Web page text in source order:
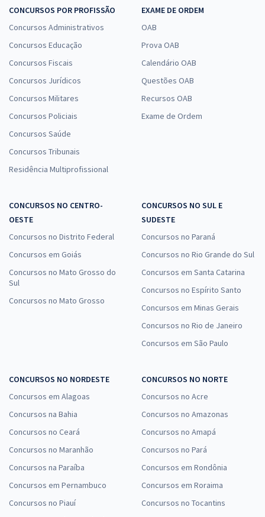
ALEGO - Assembleia Legislativa do Estado de Goiás - Analista
Legislativo - Economista
à vista
R$50,73
ALEGO - Assembleia Legislativa do Estado de Goiás -
ou 12x de
R$33,99
Economize R$ 101,96 (-20%)
ALEGO - Assembleia Legislativa do Estado de Goiás - Analista
Legislativo - Conhecimentos Específicos para Analista
Administrativo
à vista
Comprar
ALEGO - Assembleia Legislativa do Estado de Goiás -
Analista de Controle Interno em Contabilidade
R$ 327,84
à vista
R$27,32
CONCURSOS POR PROFISSÃO
Concursos Administrativos
Concursos Educação
Concursos Fiscais
Concursos Jurídicos
Concursos Militares
Concursos Policiais
Concursos Saúde
Concursos Tribunais
Residência Multiprofissional
EXAME DE ORDEM
OAB
Prova OAB
Calendário OAB
Questões OAB
Recursos OAB
Exame de Ordem
CONCURSOS NO CENTRO-
OESTE
Concursos no Distrito Federal
Concursos em Goiás
Concursos no Mato Grosso do
Sul
Concursos no Mato Grosso
CONCURSOS NO SUL E
SUDESTE
Concursos no Paraná
Concursos no Rio Grande do Sul
Concursos em Santa Catarina
Concursos no Espírito Santo
Concursos em Minas Gerais
Concursos no Rio de Janeiro
Concursos em São Paulo
CONCURSOS NO NORDESTE
Concursos em Alagoas
Concursos na Bahia
Concursos no Ceará
Concursos no Maranhão
Concursos na Paraíba
Concursos em Pernambuco
Concursos no Piauí
CONCURSOS NO NORTE
Concursos no Acre
Concursos no Amazonas
Concursos no Amapá
Concursos no Pará
Concursos em Rondônia
Concursos em Roraima
Concursos no Tocantins